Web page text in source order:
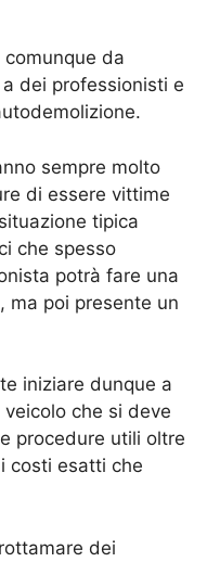
da
dei professionisti e
sempre molto
di essere vittime
tipica
che spesso
potrà fare una
ma poi presente un
iniziare dunque a
che si deve
procedure utili oltre
costi esatti che
dei